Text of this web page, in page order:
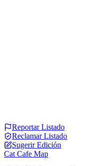
Reportar Listado
Reclamar Listado
Sugerir Edición
Cat Cafe Map